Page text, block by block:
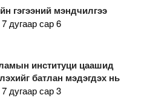
гэгээний мэндчилгээ
дугаар сар 6
институци цаашид
батлан мэдэгдэх нь
дугаар сар 3